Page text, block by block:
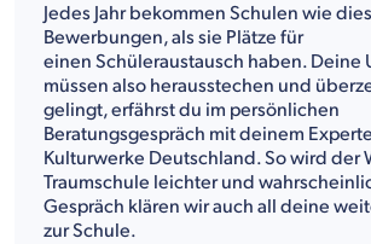
Jedes Jahr bekommen Schulen wie
Bewerbungen, als sie Plätze für
einen Schüleraustausch haben. Deine
müssen also herausstechen und
gelingt, erfährst du im persönlichen
Beratungsgespräch mit deinem
Kulturwerke Deutschland. So wird der
Traumschule leichter und
Gespräch klären wir auch all deine
zur Schule.